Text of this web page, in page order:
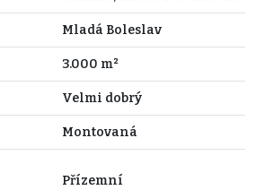
Mladá Boleslav
3.000 m²
Velmi dobrý
Montovaná
Přízemní